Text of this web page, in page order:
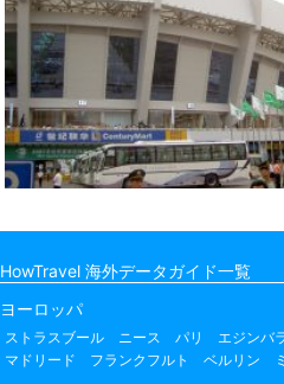
HowTravel 海外データガイド一覧
ヨーロッパ
ストラスブール ニース パリ エジンバ
マドリード
フランクフルト ベルリン